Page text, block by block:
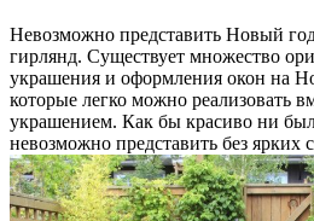
Невозможно представить Новый
гирлянд. Существует множество
украшения и оформления окон на
которые легко можно реализовать
украшением. Как бы красиво ни
невозможно представить без